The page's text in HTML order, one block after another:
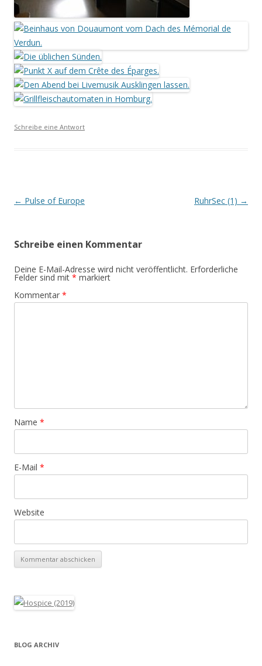
Schreibe eine Antwort
Beitrags-
← Pulse of Europe RuhrSec (1) →
Schreibe einen Kommentar
Deine E-Mail-Adresse wird nicht veröffentlicht. Erforderliche
Felder sind mit * markiert
Kommentar *
Name *
E-Mail *
Website
BLOG ARCHIV